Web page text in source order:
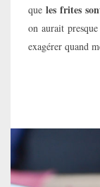
que les frites
on aurait
exagérer quand